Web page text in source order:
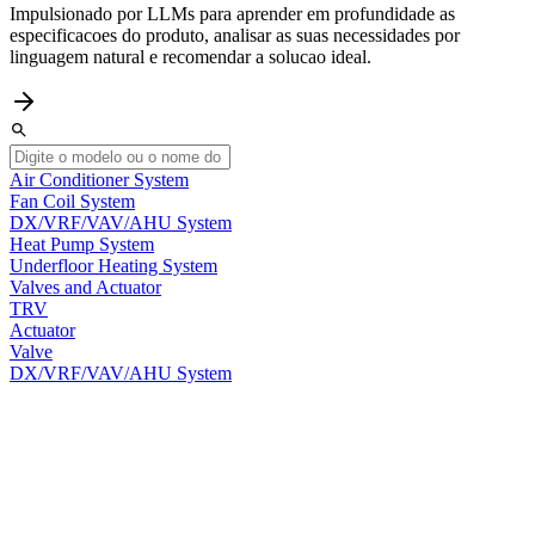
Impulsionado por LLMs para aprender em profundidade as
especificacoes do produto, analisar as suas necessidades por
linguagem natural e recomendar a solucao ideal.
Air Conditioner System
Fan Coil System
DX/VRF/VAV/AHU System
Heat Pump System
Underfloor Heating System
Valves and Actuator
TRV
Actuator
Valve
DX/VRF/VAV/AHU System